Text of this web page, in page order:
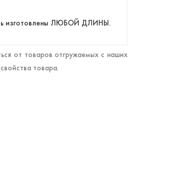
изготовлены ЛЮБОЙ ДЛИНЫ.
от товаров отгружаемых с наших
товара.